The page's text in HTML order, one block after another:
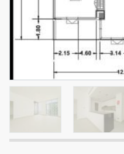
75.43
حالة
جاهز
رقم الوسيط
أتصل الأن